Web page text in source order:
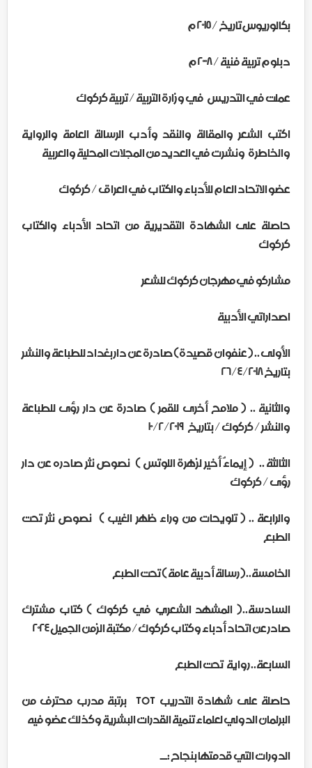
بكالوريوس تاريخ / ٢٠١٥ م
دبلوم تربية فنية / ٢٠٠٨ م
عملت في التدريس في وزارة التربية / تربية كركوك
اكتب الشعر والمقالة والنقد وأدب الرسالة العامة والرواية
والخاطرة ونشرت في العديد من المجلات المحلية والعربية
عضو الاتحاد العام للأدباء والكتاب في العراق / كركوك
حاصلة على الشهادة التقديرية من اتحاد الأدباء والكتاب
كركوك
مشاركو في مهرجان كركوك للشعر
اصداراتي الأدبية
الأولى .. ( عنفوان قصيدة) صادرة عن دار بغداد للطباعة والنشر
بتاريخ ٢٦/٤/٢٠١٨
والثانية .. ( ملامح أخرى للقمر ) صادرة عن دار رؤى للطباعة
والنشر / كركوك / بتاريخ ١٠/٢/٢٠١٩
الثالثة .. ( إيماءٌ أخير لزهرة اللوتس ) نصوص نثر صادره عن دار
رؤى / كركوك
والرابعة .. ( تلويحات من وراء ظهر الغيب ) نصوص نثر تحت
الطبع
الخامسة..( رسالة أدبية عامة ) تحت الطبع
السادسة..( المشهد الشعري في كركوك ) كتاب مشترك
صادر عن اتحاد أدباء وكتاب كركوك/ مكتبة الزمن الجميل ٢٠٢٤
السابعة.. رواية تحت الطبع
حاصلة على شهادة التدريب TOT برتبة مدرب محترف من
البرلمان الدولي لعلماء تنمية القدرات البشرية وكذلك عضو فيه
الدورات التي قدمتها بنجاح :ــ